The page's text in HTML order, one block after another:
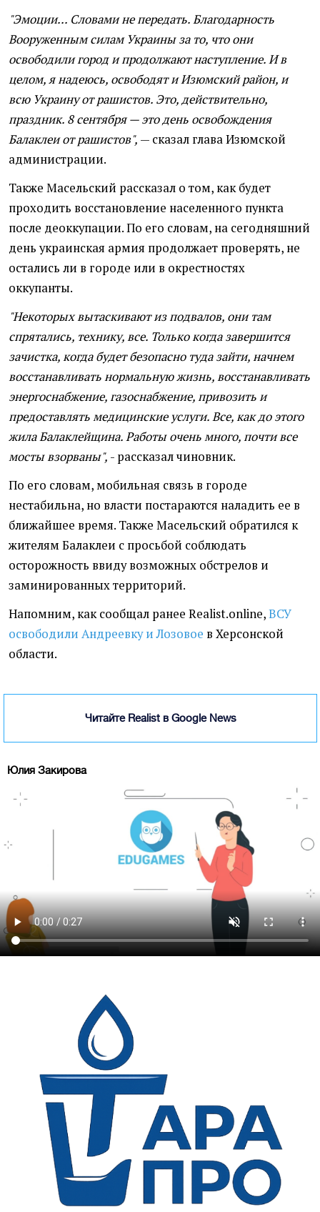
"Эмоции... Словами не передать. Благодарность
Вооруженным силам Украины за то, что они
освободили город и продолжают наступление. И в
целом, я надеюсь, освободят и Изюмский район, и
всю Украину от рашистов. Это, действительно,
праздник. 8 сентября — это день освобождения
Балаклеи от рашистов", — сказал глава Изюмской
администрации.
Также Масельский рассказал о том, как будет
проходить восстановление населенного пункта
после деоккупации. По его словам, на сегодняшний
день украинская армия продолжает проверять, не
остались ли в городе или в окрестностях
оккупанты.
"Некоторых вытаскивают из подвалов, они там
спрятались, технику, все. Только когда завершится
зачистка, когда будет безопасно туда зайти, начнем
восстанавливать нормальную жизнь, восстанавливать
энергоснабжение, газоснабжение, привозить и
предоставлять медицинские услуги. Все, как до этого
жила Балаклейщина. Работы очень много, почти все
мосты взорваны", - рассказал чиновник.
По его словам, мобильная связь в городе
нестабильна, но власти постараются наладить ее в
ближайшее время. Также Масельский обратился к
жителям Балаклеи с просьбой соблюдать
осторожность ввиду возможных обстрелов и
заминированных территорий.
Напомним, как сообщал ранее Realist.online,ВСУ
освободили Андреевку и Лозовое в Херсонской
области.
Читайте Realist в Google News
Юлия Закирова